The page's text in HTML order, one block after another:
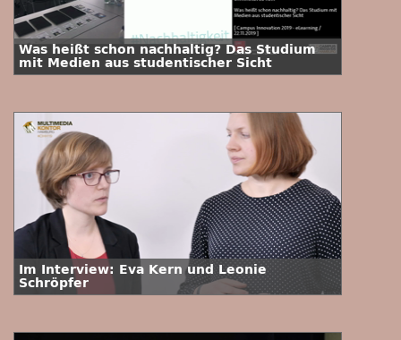
Was heißt schon nachhaltig? Das Studium
mit Medien aus studentischer Sicht
Im Interview: Eva Kern und Leonie
Schröpfer